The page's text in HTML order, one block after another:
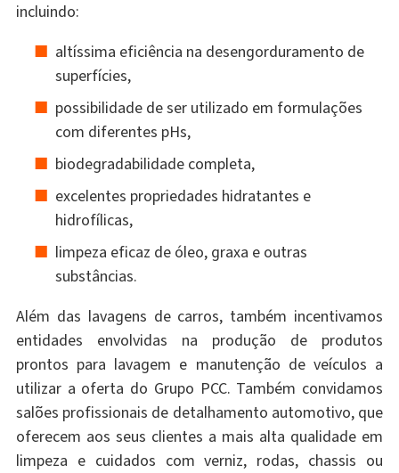
incluindo:
altíssima eficiência na desengorduramento de
superfícies,
possibilidade de ser utilizado em formulações
com diferentes pHs,
biodegradabilidade completa,
excelentes propriedades hidratantes e
hidrofílicas,
limpeza eficaz de óleo, graxa e outras
substâncias.
Além das lavagens de carros, também incentivamos
entidades envolvidas na produção de produtos
prontos para lavagem e manutenção de veículos a
utilizar a oferta do Grupo PCC. Também convidamos
salões profissionais de detalhamento automotivo, que
oferecem aos seus clientes a mais alta qualidade em
limpeza e cuidados com verniz, rodas, chassis ou